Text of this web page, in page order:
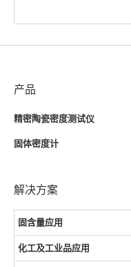
产品
精密陶瓷密度测试仪
固体密度计
解决方案
固含量应用
化工及工业品应用